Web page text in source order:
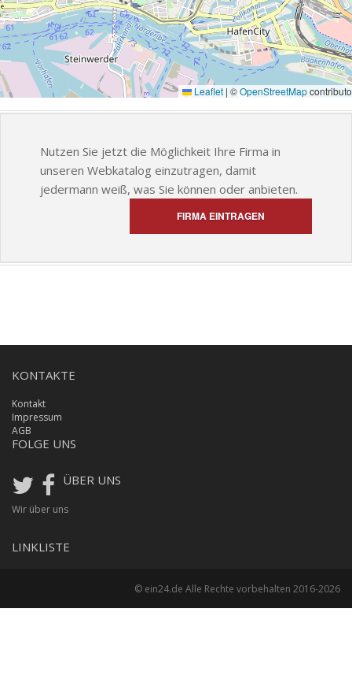
Leaflet | ©OpenStreetMap
Nutzen Sie jetzt die Möglichkeit Ihre Firma in
unseren Webkatalog einzutragen, damit
jedermann weiß, was Sie können oder anbieten.
FIRMA EINTRAGEN
KONTAKTE
Kontakt
Impressum
AGB
FOLGE UNS
ÜBER UNS
Wir über uns
LINKLISTE
© ein24.de Alle Rechte vorbehalten 2016-2026